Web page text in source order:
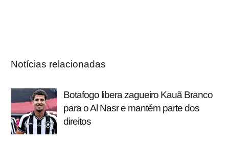
Notícias relacionadas
Botafogo libera zagueiro Kauã Branco
para o Al Nasr e mantém parte dos
direitos